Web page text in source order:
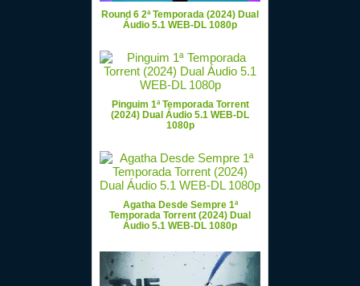
Round 6 2ª Temporada (2024) Dual
Áudio 5.1 WEB-DL 1080p
Pinguim 1ª Temporada Torrent
(2024) Dual Áudio 5.1 WEB-DL
1080p
Agatha Desde Sempre 1ª
Temporada Torrent (2024) Dual
Áudio 5.1 WEB-DL 1080p